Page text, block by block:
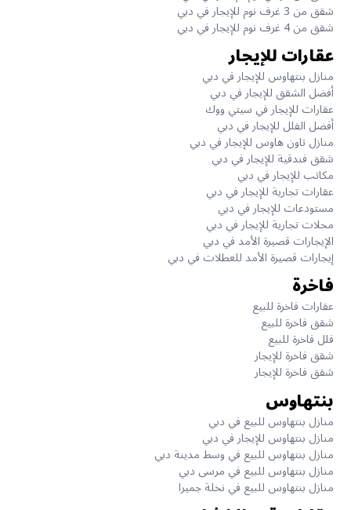
شقق من 3 غرف نوم للإيجار في دبي
شقق من 4 غرف نوم للإيجار في دبي
عقارات للإيجار
منازل بنتهاوس للإيجار في دبي
أفضل الشقق للإيجار في دبي
عقارات للإيجار في سيتي ووك
أفضل الفلل للإيجار في دبي
منازل تاون هاوس للإيجار في دبي
شقق فندقية للإيجار في دبي
مكاتب للإيجار في دبي
عقارات تجارية للإيجار في دبي
مستودعات للإيجار في دبي
محلات تجارية للإيجار في دبي
الإيجارات قصيرة الأمد في دبي
إيجارات قصيرة الأمد للعطلات في دبي
فاخرة
عقارات فاخرة للبيع
شقق فاخرة للبيع
فلل فاخرة للبيع
شقق فاخرة للإيجار
شقق فاخرة للإيجار
بنتهاوس
منازل بنتهاوس للبيع في دبي
منازل بنتهاوس للإيجار في دبي
منازل بنتهاوس للبيع في وسط مدينة دبي
منازل بنتهاوس للبيع في مرسى دبي
منازل بنتهاوس للبيع في نخلة جميرا